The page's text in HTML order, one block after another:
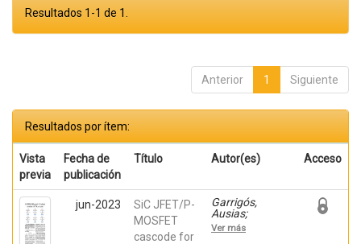
Resultados 1-1 de 1.
Anterior 1 Siguiente
Resultados por ítem:
Vista
previa
Fecha de
publicación
Título Autor(es) Acceso
jun-2023
SiC JFET/P-
MOSFET
cascode for
Garrigós,
Ausias;
Marroquí,
David; Blanes,
Ver más